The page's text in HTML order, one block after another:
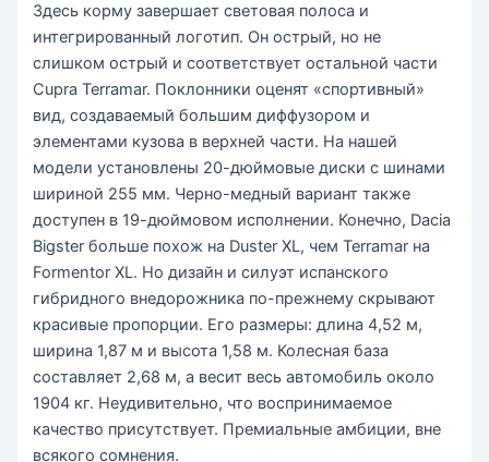
Здесь корму завершает световая полоса и
интегрированный логотип. Он острый, но не
слишком острый и соответствует остальной части
Cupra Terramar. Поклонники оценят «спортивный»
вид, создаваемый большим диффузором и
элементами кузова в верхней части. На нашей
модели установлены 20-дюймовые диски с шинами
шириной 255 мм. Черно-медный вариант также
доступен в 19-дюймовом исполнении. Конечно, Dacia
Bigster больше похож на Duster XL, чем Terramar на
Formentor XL. Но дизайн и силуэт испанского
гибридного внедорожника по-прежнему скрывают
красивые пропорции. Его размеры: длина 4,52 м,
ширина 1,87 м и высота 1,58 м. Колесная база
составляет 2,68 м, а весит весь автомобиль около
1904 кг. Неудивительно, что воспринимаемое
качество присутствует. Премиальные амбиции, вне
всякого сомнения.